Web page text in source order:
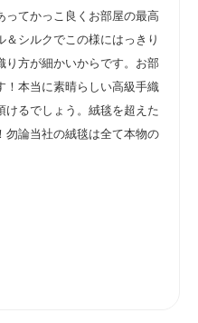
ってかっこ良くお部屋の最高
シルクでこの様にはっきり
り方が細かいからです。お部
！本当に素晴らしい高級手織
けるでしょう。絨毯を超えた
勿論当社の絨毯は全て本物の